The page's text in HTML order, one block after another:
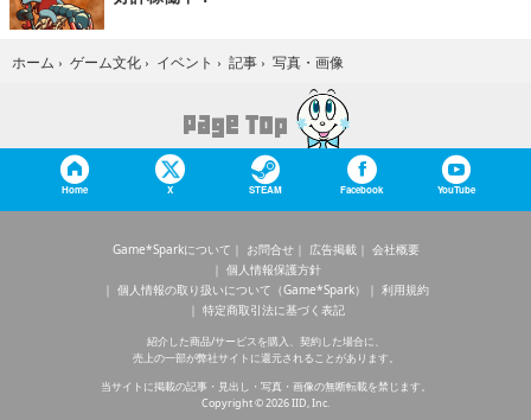
ホーム › ゲーム文化 › イベント › 記事 › 写真・画像
Home X STEAM Facebook YouTube
Game*Sparkについて お問合せ 広告掲載
会社概要
個人情報保護方針
個人情報の取り扱いについて（Game*Spark）
利用規約
特定商取引法に基づく表記
紹介した商品/サービスを購入、契約した場合に、
売上の一部が弊社サイトに還元されることがあります。
当サイトに掲載の記事・見出し・写真・画像の無断転載を禁じます。
Copyright © 2026 IID, Inc.